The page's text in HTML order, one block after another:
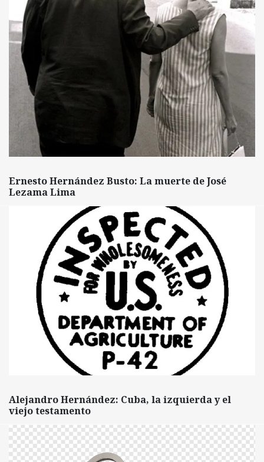
Ernesto Hernández Busto: La muerte de José
Lezama Lima
Alejandro Hernández: Cuba, la izquierda y el
viejo testamento